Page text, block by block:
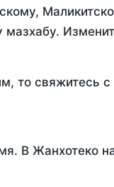
то свяжитесь
В Жанхотеко